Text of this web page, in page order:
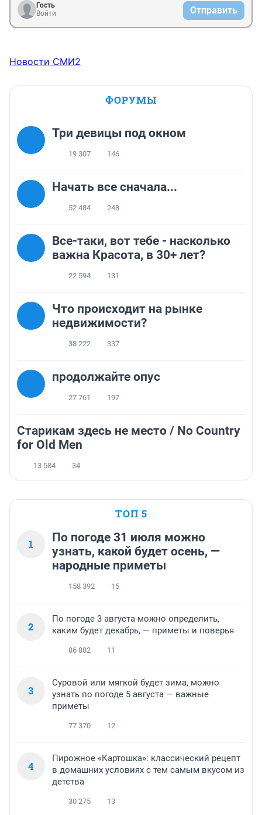
Гость
Войти
Отправить
Новости СМИ2
ФОРУМЫ
Три девицы под окном
19 307 146
Начать все сначала...
52 484 248
Все-таки, вот тебе - насколько
важна Красота, в 30+ лет?
22 594 131
Что происходит на рынке
недвижимости?
38 222 337
продолжайте опус
27 761 197
Старикам здесь не место / No Country
for Old Men
13 584 34
ТОП 5
1
По погоде 31 июля можно
узнать, какой будет осень, —
народные приметы
158 392 15
2
По погоде 3 августа можно определить,
каким будет декабрь, — приметы и поверья
86 882 11
3
Суровой или мягкой будет зима, можно
узнать по погоде 5 августа — важные
приметы
77 370 12
4
Пирожное «Картошка»: классический рецепт
в домашних условиях с тем самым вкусом из
детства
30 275 13